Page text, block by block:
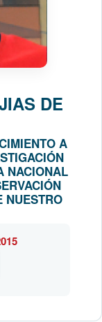
DE
A
NACIONAL
NUESTRO